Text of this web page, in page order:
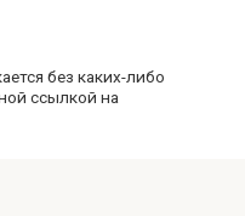
без каких-либо
ссылкой на